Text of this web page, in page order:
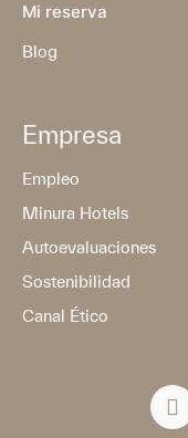
Mi reserva
Blog
Empresa
Empleo
Minura Hotels
Autoevaluaciones
Sostenibilidad
Canal Ético